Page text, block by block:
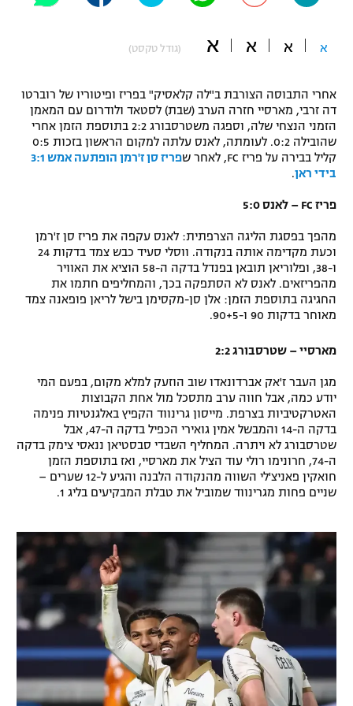
תקנון משתתפים וזוכים בפרסים
תקנון עבור פעילות אלקטרה
תקנון עבור פעילות ספורט 1 – "מרלן"
טניס
גיימינג E-Sports
תנאי שימוש
מדיניות פרטיות
הצטרפות לחבילת הערוצים
לוח דרושים – ג'ובנט
תגיות
כדורמים
פוטבול אמריקאי NFL
אומנויות לחימה
גיימינג E-Sports
א א א א (גודל טקסט)
אחרי התבוסה הצורבת ב"לה קלאסיק" בפריז ופיטוריו של רוברטו
דה זרבי, מארסיי חזרה הערב (שבת) לסטאד ולודרום עם המאמן
הזמני הנצחי שלה, וספגה משטרסבורג 2:2 בתוספת הזמן אחרי
שהובילה 0:2. לעומתה, לאנס עלתה למקום הראשון בזכות 0:5
קליל בבירה על פריז FC, לאחר ש
פריז סן ז'רמן הופתעה אמש 3:1
בידי ראן.
פריז FC – לאנס 5:0
מהפך בפסגת הליגה הצרפתית: לאנס עקפה את פריז סן ז'רמן
וכעת מקדימה אותה בנקודה. ווסלי סעיד כבש צמד בדקות 24
ו-38, ופלוריאן תובאן בפנדל בדקה ה-58 הוציא את האוויר
מהפריזאים. לאנס לא הסתפקה בכך, והמחליפים חתמו את
החגיגה בתוספת הזמן: אלן סן-מקסימן בישל לריאן פופאנה צמד
מאוחר בדקות 90 ו-90+5.
מארסיי – שטרסבורג 2:2
מגן העבר ז'אק אברדונאדו שוב הוזעק למלא מקום, בפעם המי
יודע כמה, אבל חווה ערב מתסכל מול אחת הקבוצות
האטרקטיביות בצרפת. מייסון גרינווד הקפיץ באלגנטיות פנימה
בדקה ה-14 והמבשל אמין גואירי הכפיל בדקה ה-47, אבל
שטרסבורג לא ויתרה. המחליף השבדי סבסטיאן ננאסי צימק בדקה
ה-74, חרונימו רולי עוד הציל את מארסיי, ואז בתוספת הזמן
חואקין פאניצ'לי השווה מהנקודה הלבנה והגיע ל-12 שערים –
שניים פחות מגרינווד שמוביל את טבלת המבקיעים בליג 1.